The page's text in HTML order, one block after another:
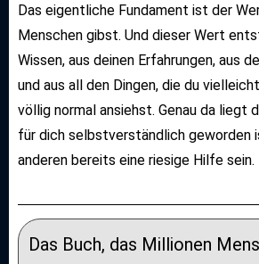
Das eigentliche Fundament ist der
Menschen gibst. Und dieser Wert
Wissen, aus deinen Erfahrungen, aus
und aus all den Dingen, die du
völlig normal ansiehst. Genau da liegt
für dich selbstverständlich geworden
anderen bereits eine riesige Hilfe sein.
Das Buch, das Millionen